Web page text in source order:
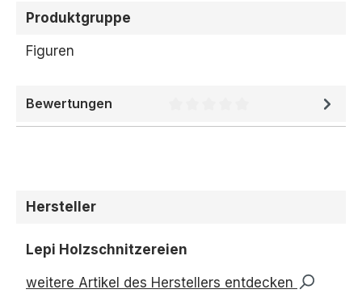
Produktgruppe
Figuren
Bewertungen
Durchschnittliche Bewertung
Hersteller
Lepi Holzschnitzereien
weitere Artikel des Herstellers entdecken